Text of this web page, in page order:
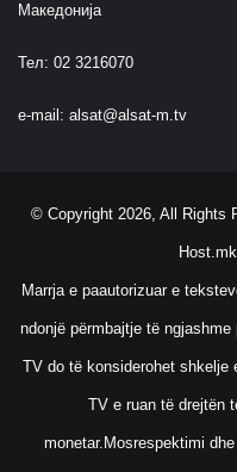
Македонија
Тел: 02 3216070
e-mail: alsat@alsat-m.tv
© Copyright 2026, All
Host.mk
Marrja e paautorizuar e
ndonjë përmbajtje të
TV do të konsiderohet shkelje
TV e ruan të drejtën
monetar.Mosrespektimi